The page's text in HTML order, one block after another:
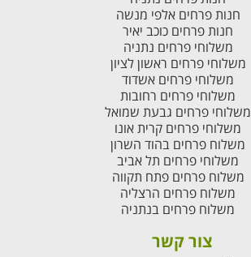
חנות פרחים אלפי מנשה
חנות פרחים כוכב יאיר
משלוחי פרחים נתניה
משלוחי פרחים ראשון לציון
משלוחי פרחים אשדוד
משלוחי פרחים רחובות
משלוחי פרחים גבעת שמואל
משלוחי פרחים קרית אונו
משלוח פרחים בהוד השרון
משלוחי פרחים תל אביב
משלוח פרחים פתח תקווה
משלוח פרחים הרצליה
משלוח פרחים בנתניה
צור קשר